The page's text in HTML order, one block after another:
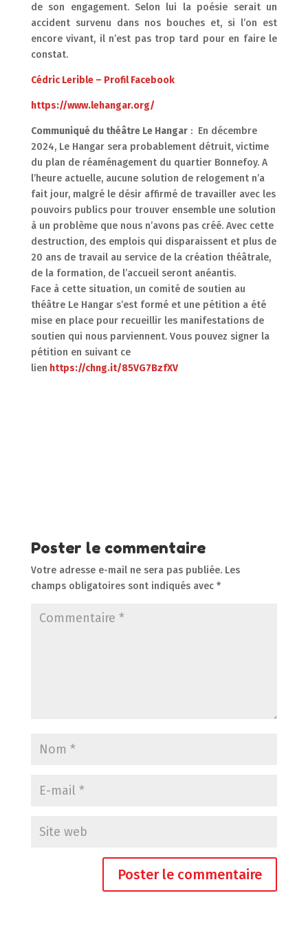
de son engagement. Selon lui la poésie serait un
accident survenu dans nos bouches et, si l’on est
encore vivant, il n’est pas trop tard pour en faire le
constat.
Cédric Lerible – Profil Facebook
https://www.lehangar.org/
Communiqué du théâtre Le Hangar: En décembre
2024, Le Hangar sera probablement détruit, victime
du plan de réaménagement du quartier Bonnefoy. A
l’heure actuelle, aucune solution de relogement n’a
fait jour, malgré le désir affirmé de travailler avec les
pouvoirs publics pour trouver ensemble une solution
à un problème que nous n’avons pas créé. Avec cette
destruction, des emplois qui disparaissent et plus de
20 ans de travail au service de la création théâtrale,
de la formation, de l’accueil seront anéantis.
Face à cette situation, un comité de soutien au
théâtre Le Hangar s’est formé et une pétition a été
mise en place pour recueillir les manifestations de
soutien qui nous parviennent. Vous pouvez signer la
pétition en suivant ce
lien https://chng.it/85VG7BzfXV
Poster le commentaire
Votre adresse e-mail ne sera pas publiée. Les
champs obligatoires sont indiqués avec *